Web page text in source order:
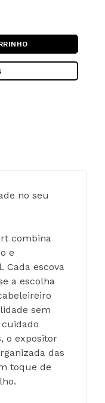
no seu
combina
e
Cada escova
a escolha
sem
o expositor
das
toque de